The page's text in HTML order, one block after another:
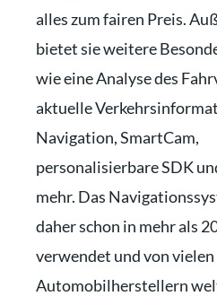
alles zum fairen Preis.
bietet sie weitere
wie eine Analyse des
aktuelle
Navigation, SmartCam,
personalisierbare SDK
mehr. Das
daher schon in mehr als
verwendet und von vielen
Automobilherstellern